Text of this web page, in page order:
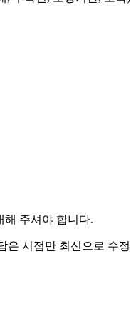
해 주셔야 합니다.
은 시점만 최신으로 수정